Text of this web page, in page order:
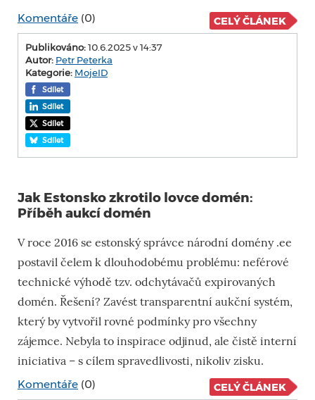
Komentáře (0) CELÝ ČLÁNEK
Publikováno:10.6.2025 v 14:37
Autor: Petr Peterka
Kategorie: MojeID
Sdílet
Sdílet
Sdílet
Sdílet
Jak Estonsko zkrotilo lovce domén:
Příběh aukcí domén
V roce 2016 se estonský správce národní domény .ee
postavil čelem k dlouhodobému problému: neférové
technické výhodě tzv. odchytávačů expirovaných
domén. Řešení? Zavést transparentní aukční systém,
který by vytvořil rovné podmínky pro všechny
zájemce. Nebyla to inspirace odjinud, ale čistě interní
iniciativa – s cílem spravedlivosti, nikoliv zisku.
Komentáře (0) CELÝ ČLÁNEK